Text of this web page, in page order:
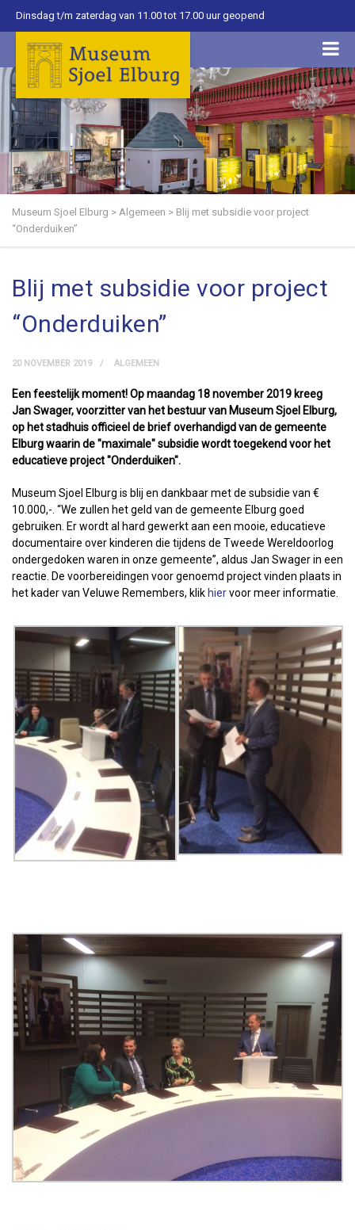
Dinsdag t/m zaterdag van 11.00 tot 17.00 uur geopend
Museum Sjoel Elburg > Algemeen > Blij met subsidie voor project
“Onderduiken”
Blij met subsidie voor project
“Onderduiken”
20 NOVEMBER 2019 ALGEMEEN
Een feestelijk moment! Op maandag 18 november 2019 kreeg
Jan Swager, voorzitter van het bestuur van Museum Sjoel Elburg,
op het stadhuis officieel de brief overhandigd van de gemeente
Elburg waarin de "maximale" subsidie wordt toegekend voor het
educatieve project "Onderduiken".
Museum Sjoel Elburg is blij en dankbaar met de subsidie van €
10.000,-. “We zullen het geld van de gemeente Elburg goed
gebruiken. Er wordt al hard gewerkt aan een mooie, educatieve
documentaire over kinderen die tijdens de Tweede Wereldoorlog
ondergedoken waren in onze gemeente”, aldus Jan Swager in een
reactie. De voorbereidingen voor genoemd project vinden plaats in
het kader van Veluwe Remembers, klik hiervoor meer informatie.